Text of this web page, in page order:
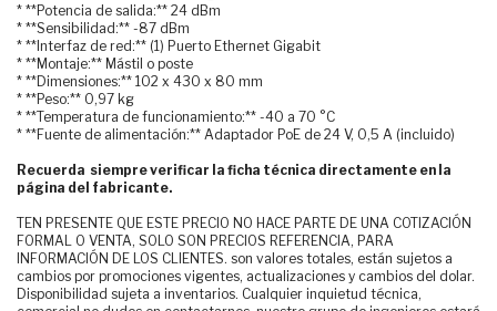
* **Potencia de salida:** 24 dBm
* **Sensibilidad:** -87 dBm
* **Interfaz de red:** (1) Puerto Ethernet Gigabit
* **Montaje:** Mástil o poste
* **Dimensiones:** 102 x 430 x 80 mm
* **Peso:** 0,97 kg
* **Temperatura de funcionamiento:** -40 a 70 °C
* **Fuente de alimentación:** Adaptador PoE de 24 V, 0,5 A (incluido)
Recuerda siempre verificar la ficha técnica directamente en la
página del fabricante.
TEN PRESENTE QUE ESTE PRECIO NO HACE PARTE DE UNA COTIZACIÓN
FORMAL O VENTA, SOLO SON PRECIOS REFERENCIA, PARA
INFORMACIÓN DE LOS CLIENTES. son valores totales, están sujetos a
cambios por promociones vigentes, actualizaciones y cambios del dolar.
Disponibilidad sujeta a inventarios. Cualquier inquietud técnica,